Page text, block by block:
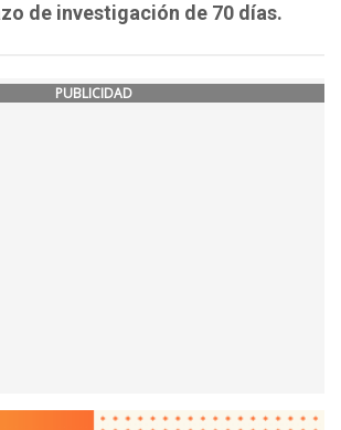
de investigación de 70 días.
PUBLICIDAD